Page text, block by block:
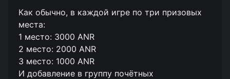
Как обычно, в каждой игре по три призовых
места:
1 место: 3000 ANR
2 место: 2000 ANR
3 место: 1000 ANR
И добавление в группу почётных